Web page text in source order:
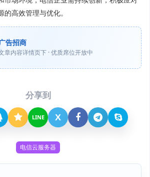
高效管理与优化。
告招商
章内容详情页下 · 优质席位开放中
分享到
LINE X
电信云服务器